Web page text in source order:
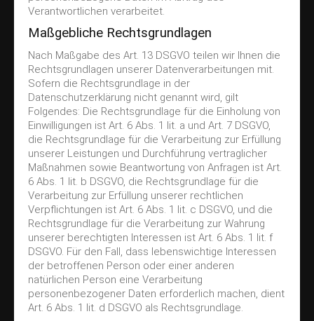
Verantwortlichen verarbeitet.
Maßgebliche Rechtsgrundlagen
Nach Maßgabe des Art. 13 DSGVO teilen wir Ihnen die
Rechtsgrundlagen unserer Datenverarbeitungen mit.
Sofern die Rechtsgrundlage in der
Datenschutzerklärung nicht genannt wird, gilt
Folgendes: Die Rechtsgrundlage für die Einholung von
Einwilligungen ist Art. 6 Abs. 1 lit. a und Art. 7 DSGVO,
die Rechtsgrundlage für die Verarbeitung zur Erfüllung
unserer Leistungen und Durchführung vertraglicher
Maßnahmen sowie Beantwortung von Anfragen ist Art.
6 Abs. 1 lit. b DSGVO, die Rechtsgrundlage für die
Verarbeitung zur Erfüllung unserer rechtlichen
Verpflichtungen ist Art. 6 Abs. 1 lit. c DSGVO, und die
Rechtsgrundlage für die Verarbeitung zur Wahrung
unserer berechtigten Interessen ist Art. 6 Abs. 1 lit. f
DSGVO. Für den Fall, dass lebenswichtige Interessen
der betroffenen Person oder einer anderen
natürlichen Person eine Verarbeitung
personenbezogener Daten erforderlich machen, dient
Art. 6 Abs. 1 lit. d DSGVO als Rechtsgrundlage.